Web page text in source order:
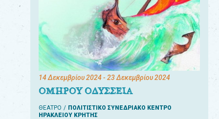
14 Δεκεμβρίου 2024- 23 Δεκεμβρίου 2024
ΟΜΗΡΟΥ ΟΔΥΣΣΕΙΑ
ΘΕΑΤΡΟ
ΠΟΛΙΤΙΣΤΙΚΟ ΣΥΝΕΔΡΙΑΚΟ ΚΕΝΤΡΟ
ΗΡΑΚΛΕΙΟΥ ΚΡΗΤΗΣ